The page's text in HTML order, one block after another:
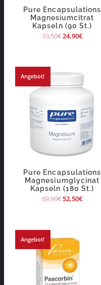
Pure Encapsulations
Magnesiumcitrat
Kapseln (90 St.)
33,50€24,90€
Angebot!
Pure Encapsulations
Magnesiumglycinat
Kapseln (180 St.)
69,90€52,50€
Angebot!